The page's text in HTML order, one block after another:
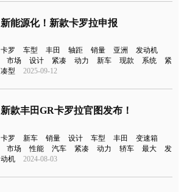
新能源化！新款卡罗拉申报
卡罗 车型 丰田 轴距 销量 亚洲
发动机
市场
设计 紧凑 动力 新车 现款 系统
紧
凑型
2025-09-12
新款丰田GR卡罗拉官图发布！
卡罗 新车 销量 设计 车型 丰田
变速箱
市场
性能 汽车 紧凑 动力 轿车 最大
发
动机
2024-08-03